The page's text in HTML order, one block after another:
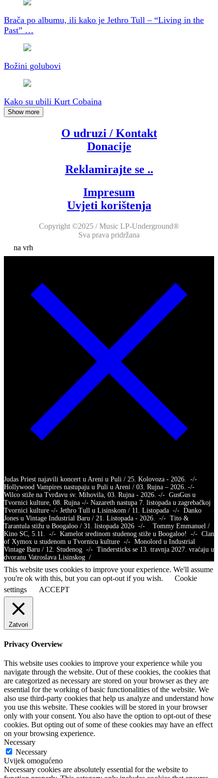
Brača po albumu, ili kako je Jethro Tull – “Living in the
Past” …
Božini golubovi
Kako su ubili Kurt Cobaina
Show more
O udruzi / Kontakt
Donacije
Reklamirajte se ..
Impresum
Uvjeti korištenja
Copyright ©2025 / Music LP-Underground®
Sva prava pridržana
na vrh
Judas Priest najavili koncert u Areni u Puli / 25. Kolovoza - 2026. -/-
Hollywood Vampires nastupaju u Puli u Areni / 03. Rujna – 2026. -/-
Wilco stiže na Tvrđavu sv. Mihovila, 03. Rujna - 2026. -/- GusGus u
Tvornici kulture, 08. Rujna -/- Nazareth nastupa 7. listopada u zagrebačkoj
Tvornici kulture -/- Jethro Tull u Lisinskom / 11. Listopada -/- Danko
Jones u Vintage Industrial Baru / 21. Listopada - 2026. -/- Tito &
Tarantula stižu u Boogaloo / 31. listopada 2026 -/- Tommy Emmanuel /
Kino SC, 5.11. -/- Kamelot sredinom studenog stiže u Boogaloo! -/- Clan
of Xymox u studenom u Tvornicu kulture -/- Monolord u Industrial
Vintage Baru / 12. Studenog -/- Tindersticks se 13. travnja 2027. vraćaju u
dvoranu Vatroslava Lisinskog /
This website uses cookies to improve your experience. We'll assume
you're ok with this, but you can opt-out if you wish.
Cookie
settings
ACCEPT
Zatvori
Privacy Overview
This website uses cookies to improve your experience while you
navigate through the website. Out of these cookies, the cookies that
are categorized as necessary are stored on your browser as they are
essential for the working of basic functionalities of the website. We
also use third-party cookies that help us analyze and understand how
you use this website. These cookies will be stored in your browser
only with your consent. You also have the option to opt-out of these
cookies. But opting out of some of these cookies may have an effect
on your browsing experience.
Necessary
Necessary
Uvijek omogućeno
Necessary cookies are absolutely essential for the website to